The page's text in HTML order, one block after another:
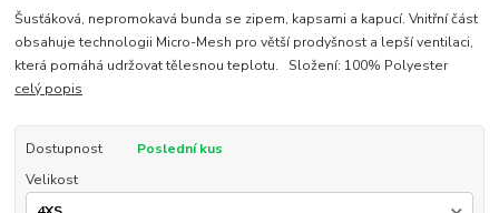
Šusťáková, nepromokavá bunda se zipem, kapsami a kapucí. Vnitřní část
obsahuje technologii Micro-Mesh pro větší prodyšnost a lepší ventilaci,
která pomáhá udržovat tělesnou teplotu. Složení: 100% Polyester
celý popis
Dostupnost
Poslední kus
Velikost